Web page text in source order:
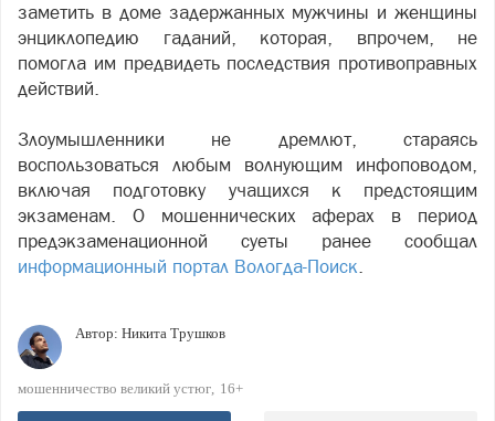
заметить в доме задержанных мужчины и женщины
энциклопедию гаданий, которая, впрочем, не
помогла им предвидеть последствия противоправных
действий.
Злоумышленники не дремлют, стараясь
воспользоваться любым волнующим инфоповодом,
включая подготовку учащихся к предстоящим
экзаменам. О мошеннических аферах в период
предэкзаменационной суеты ранее сообщал
информационный портал Вологда-Поиск.
Автор: Никита Трушков
мошенничество великий устюг 16+